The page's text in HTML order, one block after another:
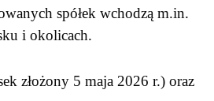
spółek wchodzą m.in.
i okolicach.
złożony 5 maja 2026 r.) oraz